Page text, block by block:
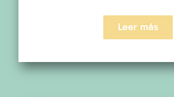
Leer más